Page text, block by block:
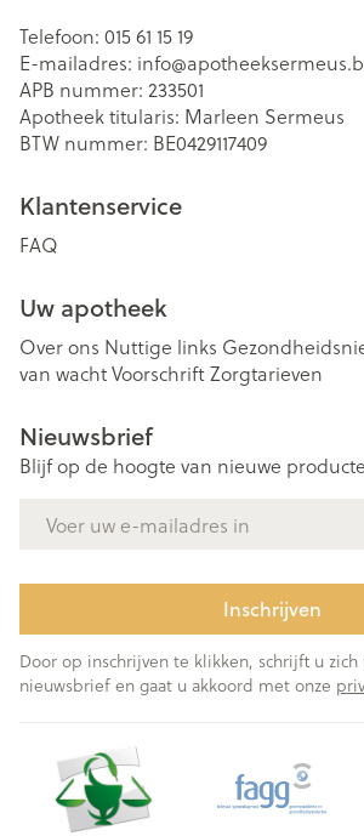
Telefoon: 015 61 15 19
E-mailadres: info@
APB nummer: 233501
Apotheek titularis: Marleen Sermeus
BTW nummer: BE0429117409
Klantenservice
FAQ
Uw apotheek
Over ons Nuttige links
van wachtVoorschriftZorgtarieven
Nieuwsbrief
Blijf op de hoogte van nieuwe
Inschrijven
Door op inschrijven te klikken, schrijft u zich
nieuwsbrief en gaat u akkoord met onze